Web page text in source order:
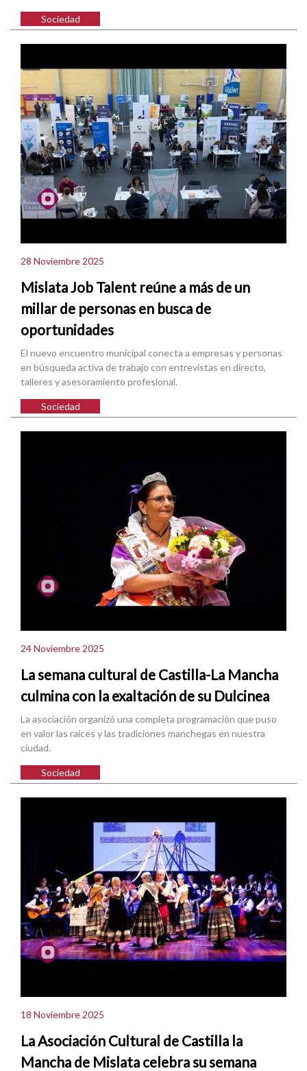
Sociedad
28 Noviembre 2025
Mislata Job Talent reúne a más de un
millar de personas en busca de
oportunidades
El nuevo encuentro municipal conecta a empresas y personas
en búsqueda activa de trabajo con entrevistas en directo,
talleres y asesoramiento profesional.
Sociedad
24 Noviembre 2025
La semana cultural de Castilla-La Mancha
culmina con la exaltación de su Dulcinea
La asociación organizó una completa programación que puso
en valor las raíces y las tradiciones manchegas en nuestra
ciudad.
Sociedad
18 Noviembre 2025
La Asociación Cultural de Castilla la
Mancha de Mislata celebra su semana